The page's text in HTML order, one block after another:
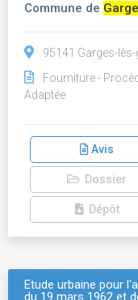
Commune de
95141 Garges-
Fourniture -
Adaptée
Avis
Dossier
Dépôt
Etude urbaine pour
du 19 mars 1962 et